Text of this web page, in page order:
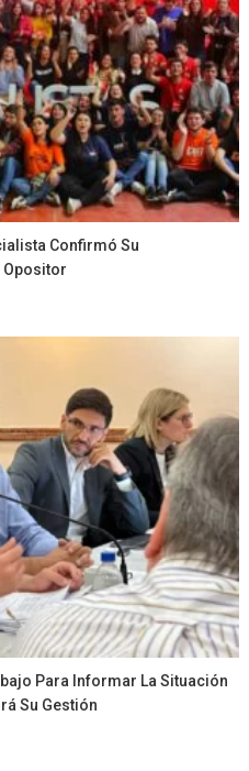
Confirmó Su
Opositor
Para Informar La Situación
Su Gestión